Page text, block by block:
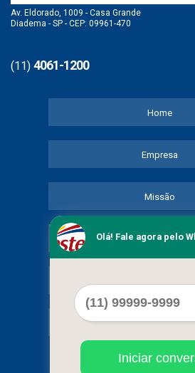
Av. Eldorado, 1009 - Casa Grande
Diadema - SP - CEP: 09961-470
(11) 4061-1200
Home
Empresa
Missão
Serviços
Mapa do site
Olá! Fale agora pelo
Iniciar